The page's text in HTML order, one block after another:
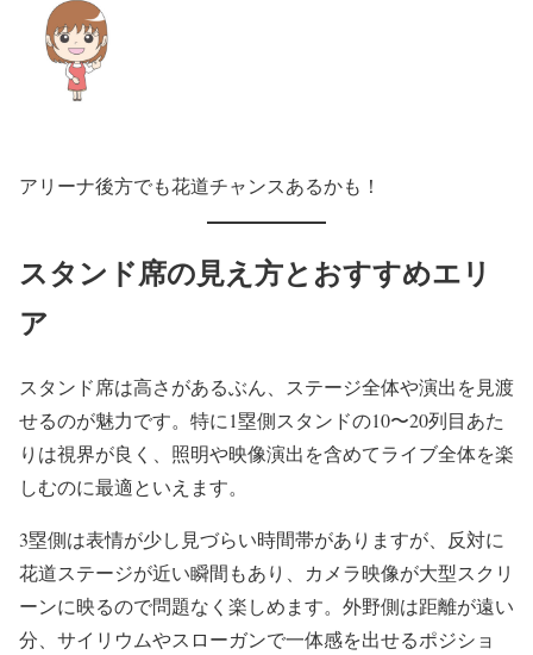
アリーナ後方でも花道チャンスあるかも！
スタンド席の見え方とおすすめエリ
ア
スタンド席は高さがあるぶん、ステージ全体や演出を見渡
せるのが魅力です。特に1塁側スタンドの10〜20列目あた
りは視界が良く、照明や映像演出を含めてライブ全体を楽
しむのに最適といえます。
3塁側は表情が少し見づらい時間帯がありますが、反対に
花道ステージが近い瞬間もあり、カメラ映像が大型スクリ
ーンに映るので問題なく楽しめます。外野側は距離が遠い
分、サイリウムやスローガンで一体感を出せるポジショ